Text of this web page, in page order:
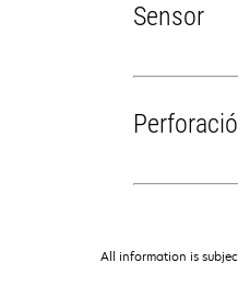
Sensor
All information is